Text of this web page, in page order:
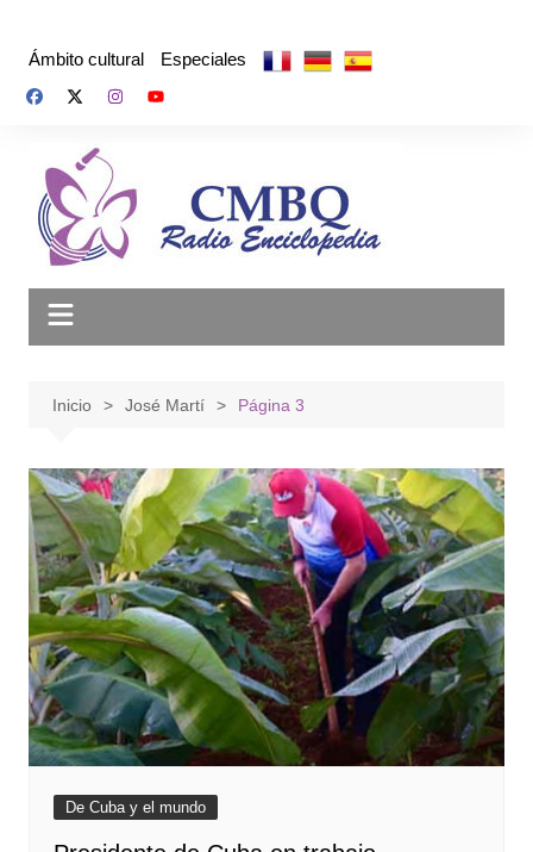
Ámbito cultural Especiales
Inicio José Martí Página 3
De Cuba y el mundo